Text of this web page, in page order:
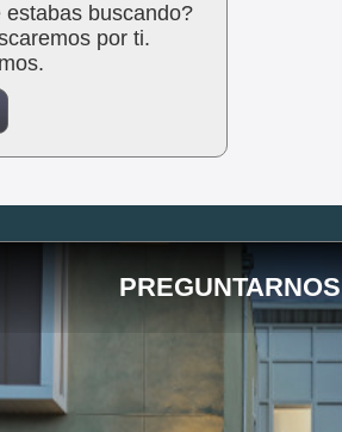
buscando?
por ti.
PREGUNTARNOS